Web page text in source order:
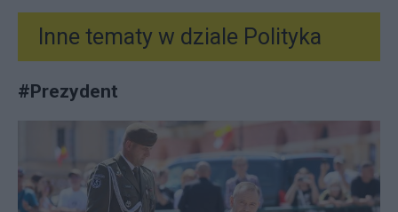
Inne tematy w dziale Polityka
#Prezydent